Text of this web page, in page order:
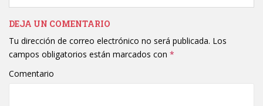
DEJA UN COMENTARIO
Tu dirección de correo electrónico no será publicada. Los
campos obligatorios están marcados con *
Comentario